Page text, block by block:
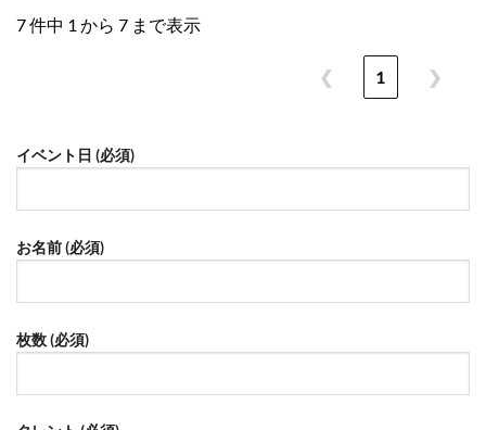
7 件中 1 から 7 まで表示
❮ 1 ❯
イベント日 (必須)
お名前 (必須)
枚数 (必須)